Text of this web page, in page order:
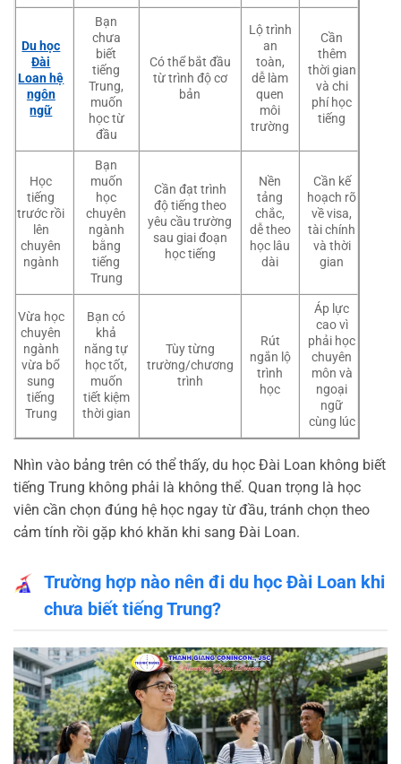
Du học
Đài
Loan hệ
ngôn
ngữ
Bạn
chưa
biết
tiếng
Trung,
muốn
học từ
đầu
Có thể bắt đầu
từ trình độ cơ
bản
Lộ trình
an
toàn,
dễ làm
quen
môi
trường
Cần
thêm
thời gian
và chi
phí học
tiếng
Học
tiếng
trước rồi
lên
chuyên
ngành
Bạn
muốn
học
chuyên
ngành
bằng
tiếng
Trung
Cần đạt trình
độ tiếng theo
yêu cầu trường
sau giai đoạn
học tiếng
Nền
tảng
chắc,
dễ theo
học lâu
dài
Cần kế
hoạch rõ
về visa,
tài chính
và thời
gian
Vừa học
chuyên
ngành
vừa bổ
sung
tiếng
Trung
Bạn có
khả
năng tự
học tốt,
muốn
tiết kiệm
thời gian
Tùy từng
trường/chương
trình
Rút
ngắn lộ
trình
học
Áp lực
cao vì
phải học
chuyên
môn và
ngoại
ngữ
cùng lúc
Nhìn vào bảng trên có thể thấy, du học Đài Loan không biết
tiếng Trung không phải là không thể. Quan trọng là học
viên cần chọn đúng hệ học ngay từ đầu, tránh chọn theo
cảm tính rồi gặp khó khăn khi sang Đài Loan.
Trường hợp nào nên đi du học Đài Loan khi
chưa biết tiếng Trung?